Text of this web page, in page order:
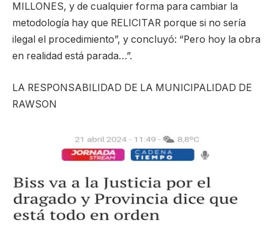
MILLONES, y de cualquier forma para cambiar la
metodología hay que RELICITAR porque si no sería
ilegal el procedimiento”, y concluyó: “Pero hoy la obra
en realidad está parada…”.
LA RESPONSABILIDAD DE LA MUNICIPALIDAD DE
RAWSON